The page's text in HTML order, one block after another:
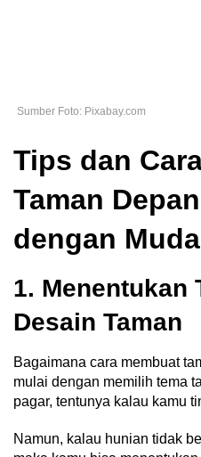
Sumber Foto: Pixabay.com
Tips dan
Taman
dengan
1. Menentukan
Desain Taman
Bagaimana cara membuat
mulai dengan memilih tema
pagar, tentunya kalau kamu
Namun, kalau hunian tidak